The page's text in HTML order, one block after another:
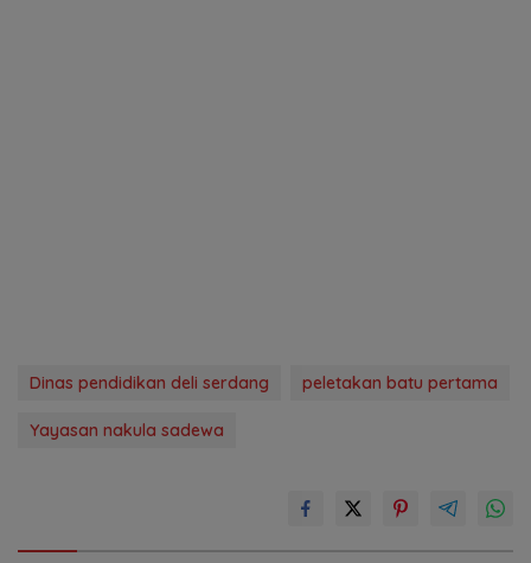
Dinas pendidikan deli serdang peletakan batu pertama
Yayasan nakula sadewa